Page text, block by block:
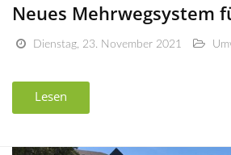
Neues Mehrwegsystem
Dienstag, 23. November 2021
Lesen